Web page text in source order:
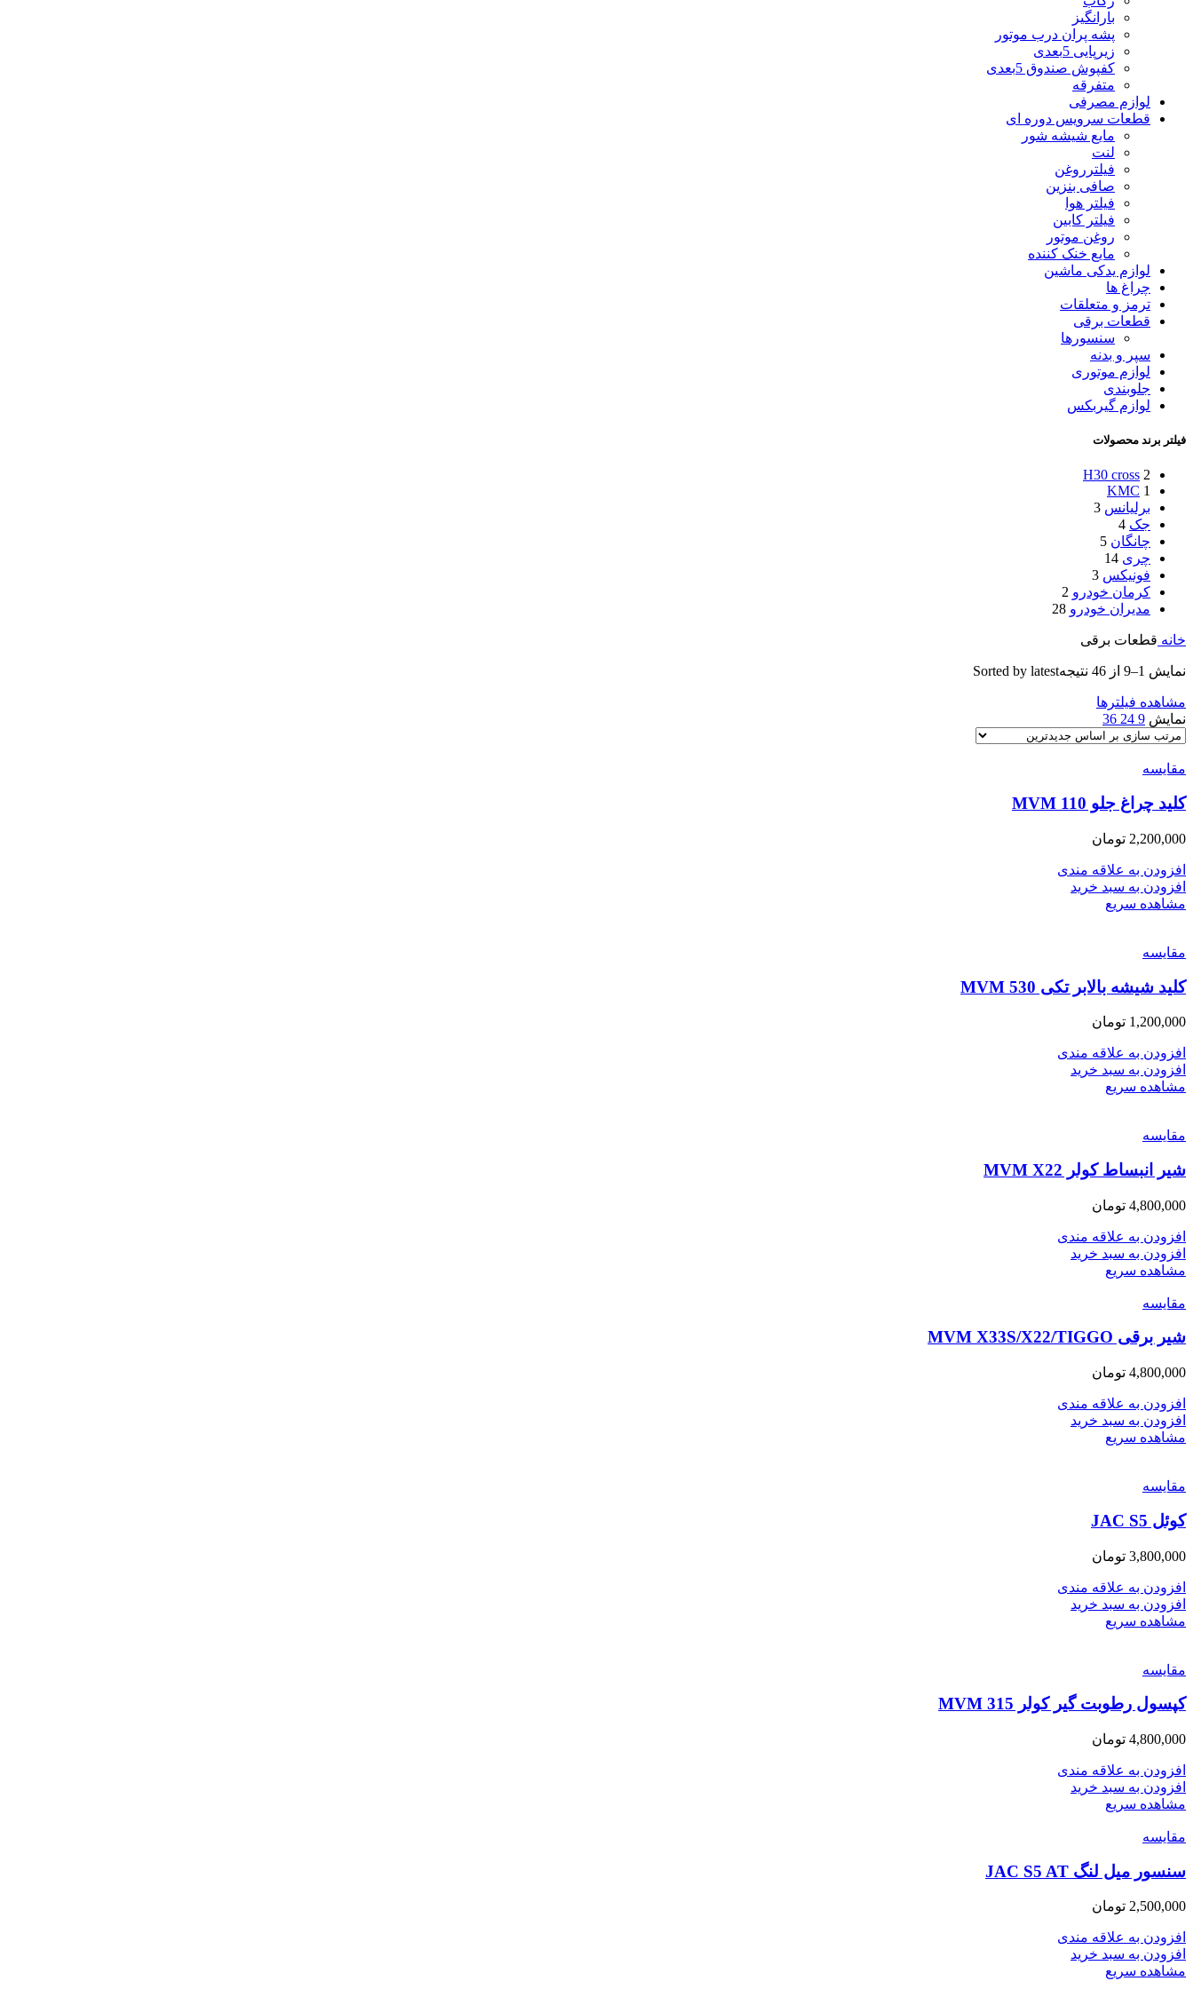
بارانگیز
پشه پران درب موتور
زیرپایی 5بعدی
کفپوش صندوق 5بعدی
متفرقه
لوازم مصرفی
قطعات سرویس دوره ای
مایع شیشه شور
لنت
فیلترروغن
صافی بنزین
فیلتر هوا
فیلتر کابین
روغن موتور
مایع خنک کننده
لوازم یدکی ماشین
چراغ ها
ترمز و متعلقات
قطعات برقی
سنسورها
سپر و بدنه
لوازم موتوری
جلوبندی
لوازم گیربکس
فیلتر برند محصولات
H30 cross 2
KMC 1
برلیانس 3
جک 4
چانگان 5
چری 14
فونیکس 3
کرمان خودرو 2
مدیران خودرو 28
خانه قطعات برقی
نمایش 1–9 از 46 نتیجه Sorted by latest
مشاهده فیلترها
نمایش 9
24
36
مقایسه
کلید چراغ جلو MVM 110
2,200,000 تومان
افزودن به علاقه مندی
افزودن به سبد خرید
مشاهده سریع
مقایسه
کلید شیشه بالابر تکی MVM 530
1,200,000 تومان
افزودن به علاقه مندی
افزودن به سبد خرید
مشاهده سریع
مقایسه
شیر انبساط کولر MVM X22
4,800,000 تومان
افزودن به علاقه مندی
افزودن به سبد خرید
مشاهده سریع
مقایسه
شیر برقی MVM X33S/X22/TIGGO
4,800,000 تومان
افزودن به علاقه مندی
افزودن به سبد خرید
مشاهده سریع
مقایسه
کوئل JAC S5
3,800,000 تومان
افزودن به علاقه مندی
افزودن به سبد خرید
مشاهده سریع
مقایسه
کپسول رطوبت گیر کولر MVM 315
4,800,000 تومان
افزودن به علاقه مندی
افزودن به سبد خرید
مشاهده سریع
مقایسه
سنسور میل لنگ JAC S5 AT
2,500,000 تومان
افزودن به علاقه مندی
افزودن به سبد خرید
مشاهده سریع